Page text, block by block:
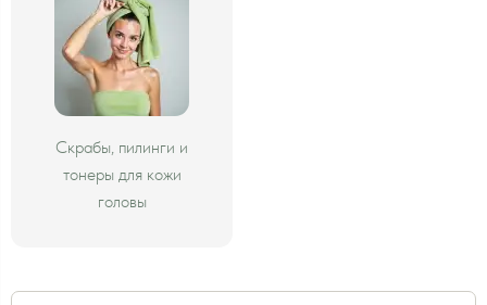
Скрабы, пилинги и
тонеры для кожи
головы